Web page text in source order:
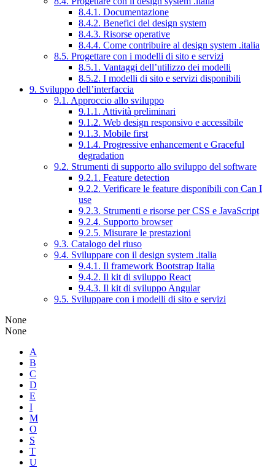
8.4.1. Documentazione
8.4.2. Benefici del design system
8.4.3. Risorse operative
8.4.4. Come contribuire al design system .italia
8.5. Progettare con i modelli di sito e servizi
8.5.1. Vantaggi dell’utilizzo dei modelli
8.5.2. I modelli di sito e servizi disponibili
9. Sviluppo dell’interfaccia
9.1. Approccio allo sviluppo
9.1.1. Attività preliminari
9.1.2. Web design responsivo e accessibile
9.1.3. Mobile first
9.1.4. Progressive enhancement e Graceful
degradation
9.2. Strumenti di supporto allo sviluppo del software
9.2.1. Feature detection
9.2.2. Verificare le feature disponibili con Can I
use
9.2.3. Strumenti e risorse per CSS e JavaScript
9.2.4. Supporto browser
9.2.5. Misurare le prestazioni
9.3. Catalogo del riuso
9.4. Sviluppare con il design system .italia
9.4.1. Il framework Bootstrap Italia
9.4.2. Il kit di sviluppo React
9.4.3. Il kit di sviluppo Angular
9.5. Sviluppare con i modelli di sito e servizi
None
None
A
B
C
D
E
I
M
O
S
T
U